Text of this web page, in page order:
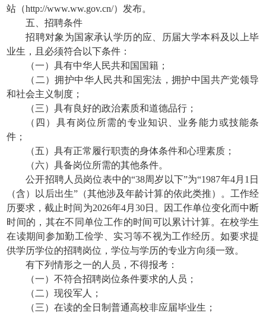
站（http://www.ww.gov.cn/）发布。
五、招聘条件
招聘对象为国家承认学历的应、历届大学本科及以上毕
业生，且必须符合以下条件：
（一）具有中华人民共和国国籍；
（二）拥护中华人民共和国宪法，拥护中国共产党领导
和社会主义制度；
（三）具有良好的政治素质和道德品行；
（四）具有岗位所需的专业知识、业务能力或技能条
件；
（五）具有正常履行职责的身体条件和心理素质；
（六）具备岗位所需的其他条件。
公开招聘人员岗位表中的“38周岁以下”为“1987年4月1日
（含）以后出生”（其他涉及年龄计算的依此类推）。工作经
历要求，截止时间为2026年4月30日。因工作单位变化而中断
时间的，其在不同单位工作的时间可以累计计算。在校学生
在读期间参加勤工俭学、实习等不视为工作经历。如要求提
供学历学位的招聘岗位，学位与学历的专业方向须一致。
有下列情形之一的人员，不得报考：
（一）不符合招聘岗位条件要求的人员；
（二）现役军人；
（三）在读的全日制普通高校非应届毕业生；